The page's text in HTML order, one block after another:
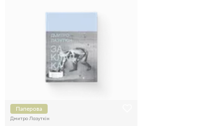
Паперова
Дмитро Лазуткін